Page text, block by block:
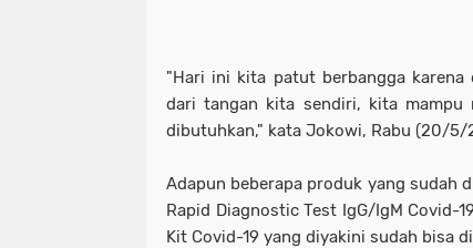
"Hari ini kita patut berbangga karena
dari tangan kita sendiri, kita mampu
dibutuhkan," kata Jokowi, Rabu (20/5/
Adapun beberapa produk yang sudah
Rapid Diagnostic Test IgG/IgM Covid-
Kit Covid-19 yang diyakini sudah bisa